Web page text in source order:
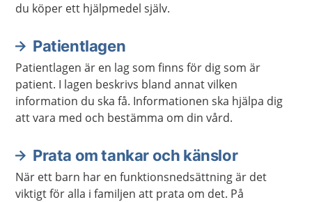
du köper ett hjälpmedel själv.
Patientlagen
Patientlagen är en lag som finns för dig som är
patient. I lagen beskrivs bland annat vilken
information du ska få. Informationen ska hjälpa dig
att vara med och bestämma om din vård.
Prata om tankar och känslor
När ett barn har en funktionsnedsättning är det
viktigt för alla i familjen att prata om det. På